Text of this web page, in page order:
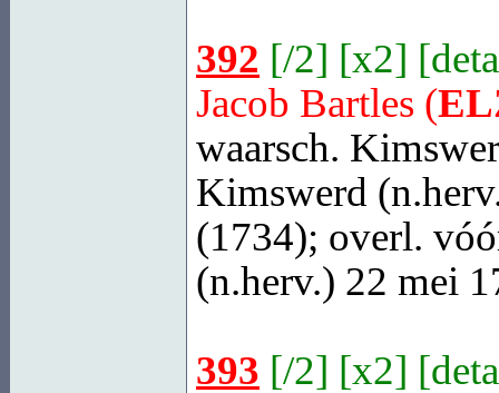
392 [/2] [x2] [
Jacob Bartles (
waarsch.
Kimswerd
(1734); overl.
(n.herv.) 22 mei
393 [/2] [x2] [